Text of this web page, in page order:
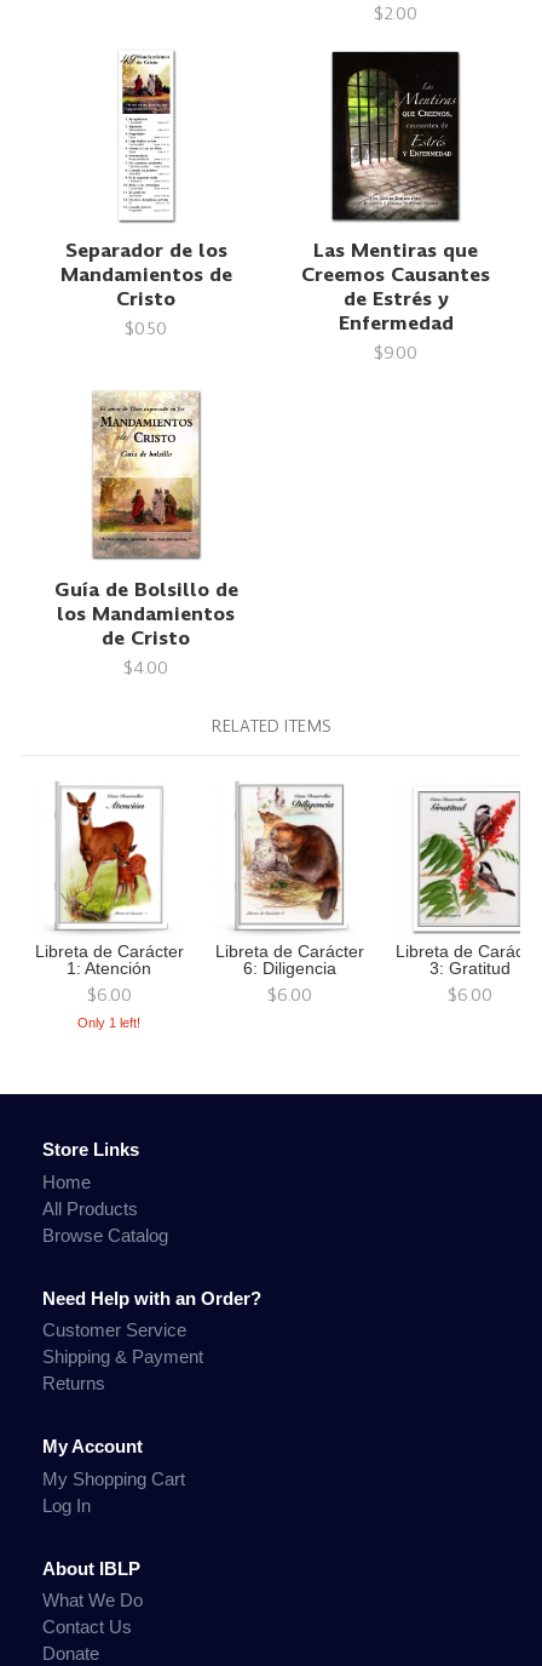
$2.00
Separador de los
Mandamientos de
Cristo
$0.50
Las Mentiras que
Creemos Causantes
de Estrés y
Enfermedad
$9.00
Guía de Bolsillo de
los Mandamientos
de Cristo
$4.00
RELATED ITEMS
Libreta de Carácter
1: Atención
$6.00
Only 1 left!
Libreta de Carácter
6: Diligencia
$6.00
Libreta de
3: Gratitud
$6.00
Store Links
Home
All Products
Browse Catalog
Need Help with an Order?
Customer Service
Shipping & Payment
Returns
My Account
My Shopping Cart
Log In
About IBLP
What We Do
Contact Us
Donate